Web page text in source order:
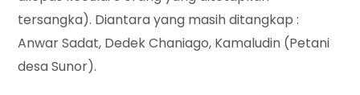
tersangka). Diantara yang masih ditangkap :
Anwar Sadat, Dedek Chaniago, Kamaludin (Petani
desa Sunor).